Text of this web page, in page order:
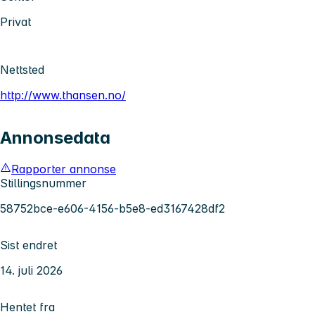
Privat
Nettsted
http://www.thansen.no/
Annonsedata
Rapporter annonse
Stillingsnummer
58752bce-e606-4156-b5e8-ed3167428df2
Sist endret
14. juli 2026
Hentet fra